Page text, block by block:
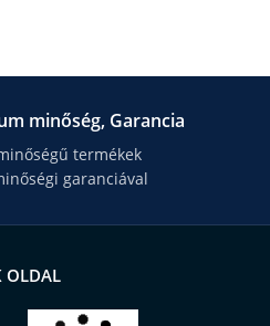
minőség, Garancia
termékek
garanciával
OLDAL